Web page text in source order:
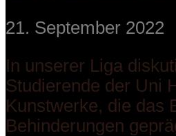
21. September 2022
In unserer Liga
Studierende der Uni
Kunstwerke, die das
Behinderungen